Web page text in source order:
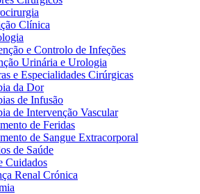
de carreira na B. Braun.
Clínica
e Controlo de Infeções
Urinária e Urologia
e Especialidades Cirúrgicas
da Dor
de Infusão
de Intervenção Vascular
de Feridas
de Sangue Extracorporal
de Saúde
Cuidados
Renal Crónica